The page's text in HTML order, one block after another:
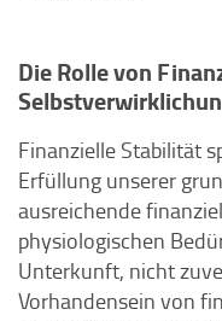
Die Rolle von
Finanzielle Stabilität
Erfüllung unserer
ausreichende
physiologischen
Unterkunft, nicht
Vorhandensein von